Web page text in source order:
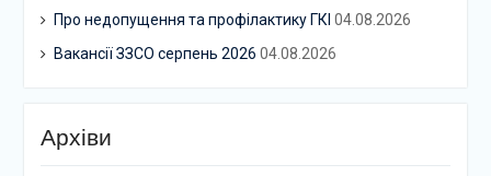
Про недопущення та профілактику ГКІ 04.08.2026
Вакансії ЗЗСО серпень 2026 04.08.2026
Архіви